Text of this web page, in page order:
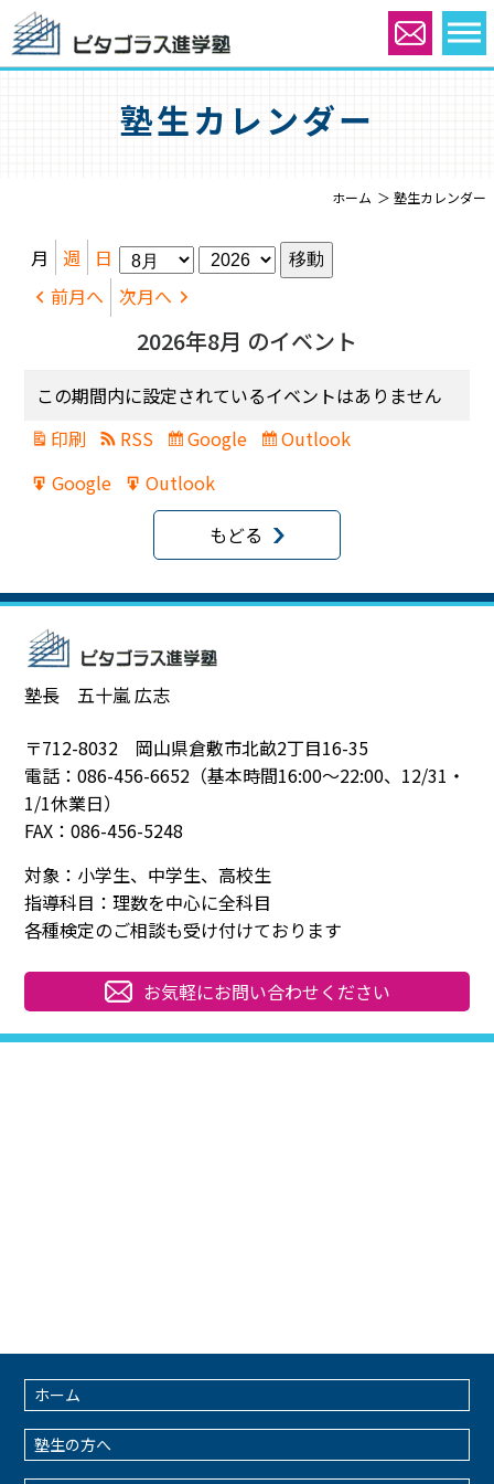
塾生カレンダー
ホーム 塾生カレンダー
月 週 日 月
年
前月へ
次月へ
2026年8月 のイベント
この期間内に設定されているイベントはありません
印刷 表 RSS
Subscribe
Google
Subscribe
Outlook
Export
Google
Export
for
Outlook
もどる
塾長 五十嵐 広志
〒712-8032 岡山県倉敷市北畝2丁目16-35
電話：086-456-6652（基本時間16:00～22:00、12/31・
1/1休業日）
FAX：086-456-5248
対象：小学生、中学生、高校生
指導科目：理数を中心に全科目
各種検定のご相談も受け付けております
お気軽にお問い合わせください
ホーム
塾生の方へ